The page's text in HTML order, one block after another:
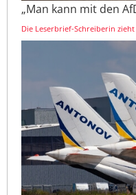
„Man kann mit den
Die Leserbrief-Schreiberin